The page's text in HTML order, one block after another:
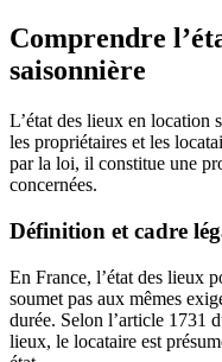
Comprendre
saisonnière
L’état des lieux en location
les propriétaires et les
par la loi, il constitue une
concernées.
Définition et cadre
En France, l’état des lieux
soumet pas aux mêmes
durée. Selon l’article 1731
lieux, le locataire est